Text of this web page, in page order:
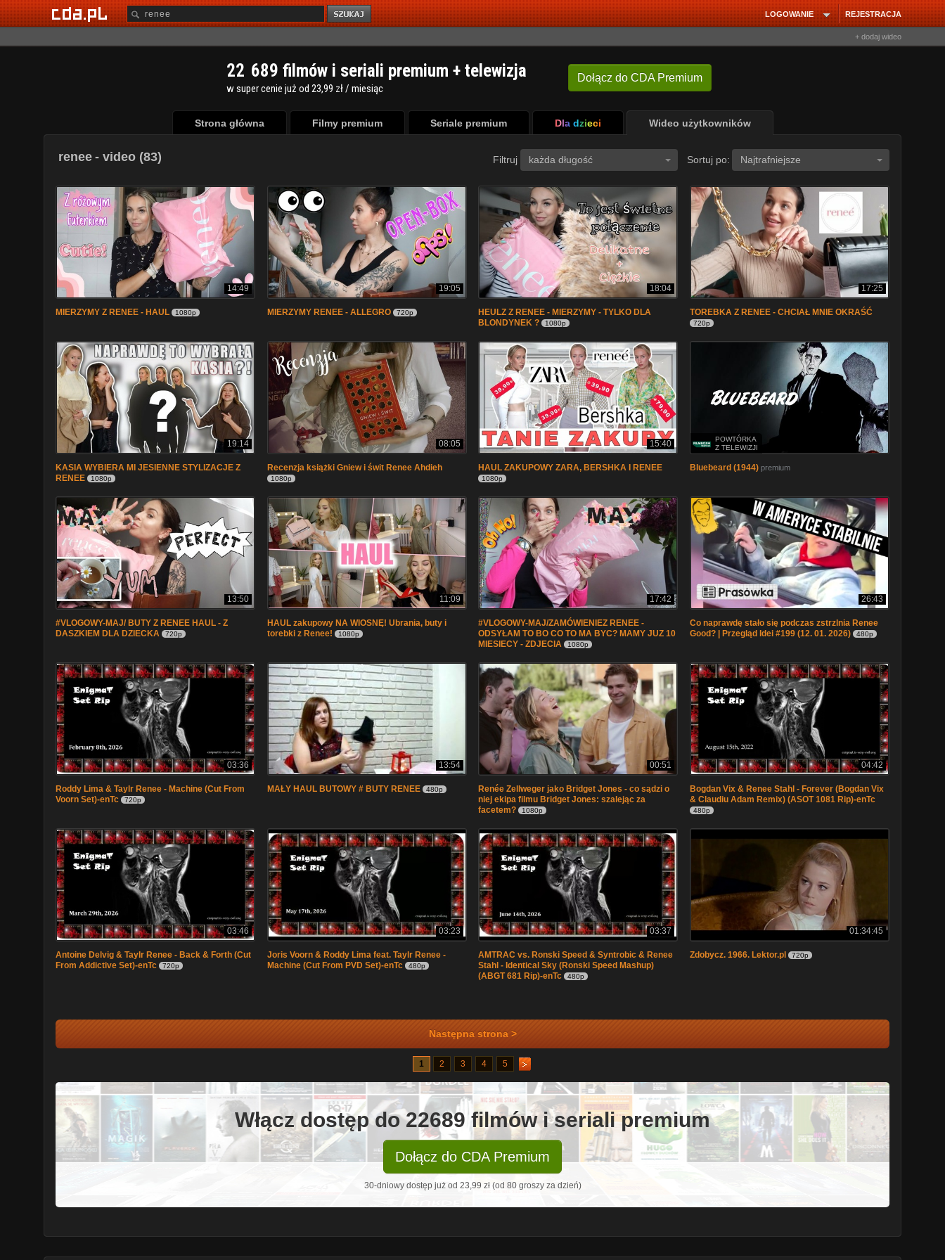
REJESTRACJA
LOGOWANIE
+ dodaj wideo
Dołącz do CDA Premium
22 689 filmów i seriali premium + telewizja
w super cenie już od 23,99 zł / miesiąc
Strona główna Filmy premium Seriale premium Dla dzieci Wideo użytkowników
renee - video (83) Filtruj każda długość Sortuj po: Najtrafniejsze
14:49
MIERZYMY Z RENEE - HAUL 1080p
19:05
MIERZYMY RENEE - ALLEGRO 720p
18:04
HEULZ Z RENEE - MIERZYMY - TYLKO DLA
BLONDYNEK ?
1080p
17:25
TOREBKA Z RENEE - CHCIAŁ MNIE OKRAŚĆ
720p
19:14
KASIA WYBIERA MI JESIENNE STYLIZACJE Z
RENEE
1080p
08:05
Recenzja książki Gniew i świt Renee Ahdieh
1080p
15:40
HAUL ZAKUPOWY ZARA, BERSHKA I RENEE
1080p
POWTÓRKA
Z TELEWIZJI
Bluebeard (1944) premium
13:50
#VLOGOWY-MAJ/ BUTY Z RENEE HAUL - Z
DASZKIEM DLA DZIECKA
720p
11:09
HAUL zakupowy NA WIOSNĘ! Ubrania, buty i
torebki z Renee!
1080p
17:42
#VLOGOWY-MAJ/ZAMÓWIENIEZ RENEE -
ODSYŁAM TO BO CO TO MA BYC? MAMY JUZ 10
MIESIECY - ZDJECIA
1080p
26:43
Co naprawdę stało się podczas zstrzlnia Renee
Good? | Przegląd Idei #199 (12. 01. 2026)
480p
03:36
Roddy Lima & Taylr Renee - Machine (Cut From
Voorn Set)-enTc
720p
13:54
MAŁY HAUL BUTOWY # BUTY RENEE 480p
00:51
Renée Zellweger jako Bridget Jones - co sądzi o
niej ekipa filmu Bridget Jones: szalejąc za
facetem?
1080p
04:42
Bogdan Vix & Renee Stahl - Forever (Bogdan Vix
& Claudiu Adam Remix) (ASOT 1081 Rip)-enTc
480p
03:46
Antoine Delvig & Taylr Renee - Back & Forth (Cut
From Addictive Set)-enTc
720p
03:23
Joris Voorn & Roddy Lima feat. Taylr Renee -
Machine (Cut From PVD Set)-enTc
480p
03:37
AMTRAC vs. Ronski Speed & Syntrobic & Renee
Stahl - Identical Sky (Ronski Speed Mashup)
(ABGT 681 Rip)-enTc
480p
01:34:45
Zdobycz. 1966. Lektor.pl 720p
Następna strona >
1 2 3 4 5
Włącz dostęp do 22689 filmów i seriali premium
Dołącz do CDA Premium
30-dniowy dostęp już od 23,99 zł (od 80 groszy za dzień)